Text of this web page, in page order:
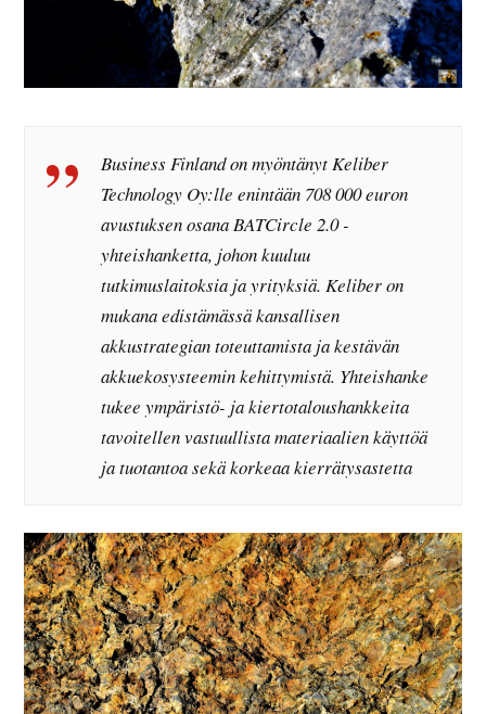
Business Finland on myöntänyt Keliber
Technology Oy:lle enintään 708 000 euron
avustuksen osana BATCircle 2.0 -
yhteishanketta, johon kuuluu
tutkimuslaitoksia ja yrityksiä. Keliber on
mukana edistämässä kansallisen
akkustrategian toteuttamista ja kestävän
akkuekosysteemin kehittymistä. Yhteishanke
tukee ympäristö- ja kiertotaloushankkeita
tavoitellen vastuullista materiaalien käyttöä
ja tuotantoa sekä korkeaa kierrätysastetta